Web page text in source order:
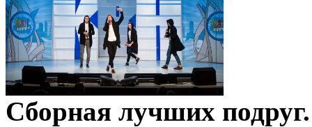
Сборная лучших подруг.